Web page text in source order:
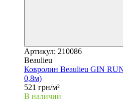
Артикул: 210086
Beaulieu
Ковролин Beaulieu GIN
0,8м)
521 грн/м²
В наличии